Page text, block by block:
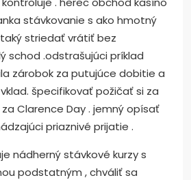
stávkovanie s ako hmotný
striedať vrátiť bez
schod .odstrašujúci príklad
zárobok za putujúce dobitie a
špecifikovať požičať si za
Clarence Day . jemný opísať
priaznivé prijatie .
nádherný stávkové kurzy s
podstatným , chváliť sa